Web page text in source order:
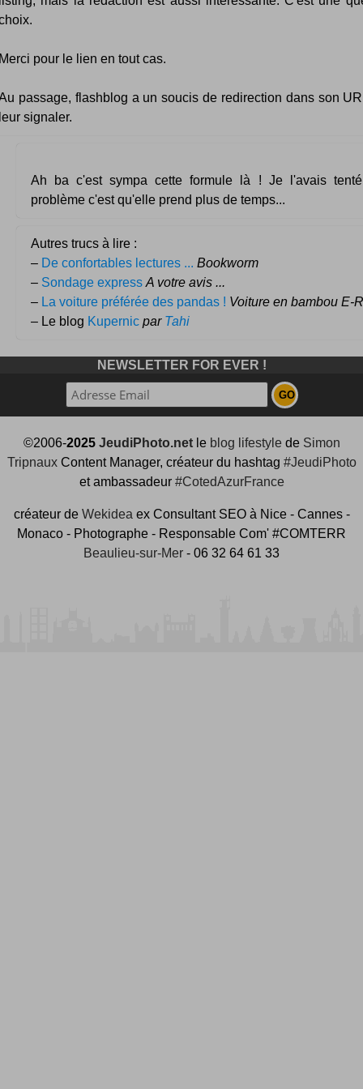
pour le lien en tout cas.
passage, flashblog a un soucis de redirection dans son
signaler.
Ah ba c'est sympa cette formule là ! Je l'avais
problème c'est qu'elle prend plus de temps...
Autres trucs à lire :
– De confortables lectures ... Bookworm
– Sondage express A votre avis ...
– La voiture préférée des pandas ! Voiture en bambou E-
– Le blog Kupernic par Tahi
NEWSLETTER FOR EVER !
©2006-2025 JeudiPhoto.netle blog lifestylede Simon
TripnauxContent Manager, créateur du hashtag #JeudiPhoto
et ambassadeur #CotedAzurFrance
créateur de Wekidea ex Consultant SEO à Nice - Cannes -
Monaco - Photographe - Responsable Com' #COMTERR
Beaulieu-sur-Mer - 06 32 64 61 33